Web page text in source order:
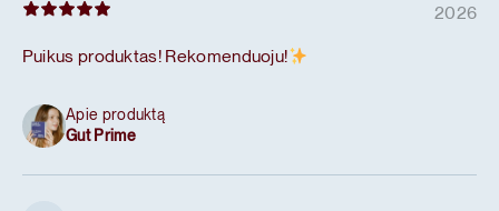
2026
Puikus produktas! Rekomenduoju!
Apie produktą
Gut Prime